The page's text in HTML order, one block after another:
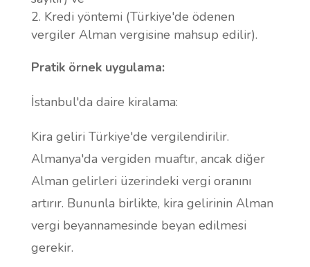
Kredi yöntemi (Türkiye'de ödenen
vergiler Alman vergisine mahsup edilir).
Pratik örnek uygulama:
İstanbul'da daire kiralama:
Kira geliri Türkiye'de vergilendirilir.
Almanya'da vergiden muaftır, ancak diğer
Alman gelirleri üzerindeki vergi oranını
artırır. Bununla birlikte, kira gelirinin Alman
vergi beyannamesinde beyan edilmesi
gerekir.